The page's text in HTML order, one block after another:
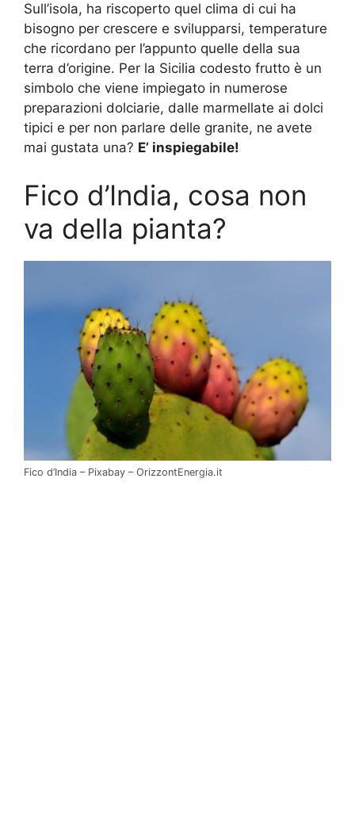
Sull’isola, ha riscoperto quel clima di cui ha
bisogno per crescere e svilupparsi, temperature
che ricordano per l’appunto quelle della sua
terra d’origine. Per la Sicilia codesto frutto è un
simbolo che viene impiegato in numerose
preparazioni dolciarie, dalle marmellate ai dolci
tipici e per non parlare delle granite, ne avete
mai gustata una? E’ inspiegabile!
Fico d’India, cosa non
va della pianta?
Fico d’India – Pixabay – OrizzontEnergia.it